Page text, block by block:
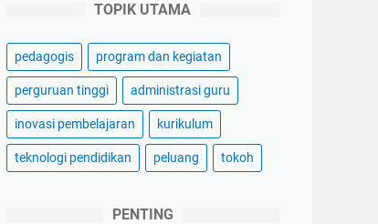
TOPIK UTAMA
pedagogis program dan kegiatan
perguruan tinggi administrasi guru
inovasi pembelajaran kurikulum
teknologi pendidikan peluang tokoh
PENTING